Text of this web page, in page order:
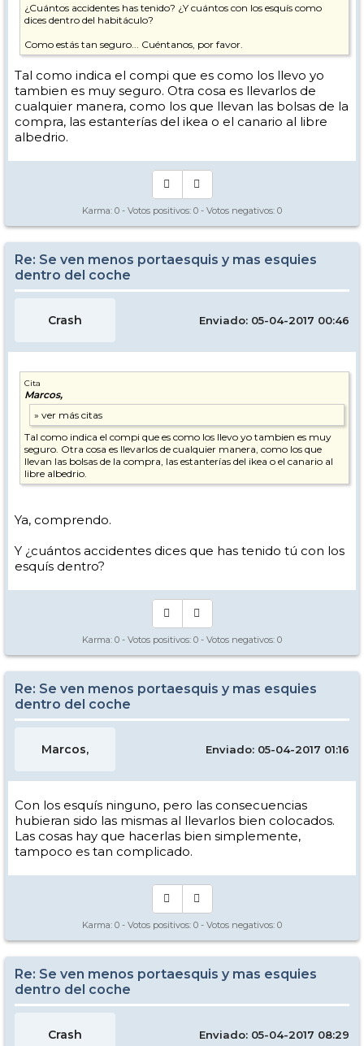
¿Cuántos accidentes has tenido? ¿Y cuántos con los esquís como
dices dentro del habitáculo?
Como estás tan seguro... Cuéntanos, por favor.
Tal como indica el compi que es como los llevo yo
tambien es muy seguro. Otra cosa es llevarlos de
cualquier manera, como los que llevan las bolsas de la
compra, las estanterías del ikea o el canario al libre
albedrio.
Karma: 0 - Votos positivos: 0 - Votos negativos: 0
Re: Se ven menos portaesquis y mas esquies
dentro del coche
Crash Enviado: 05-04-2017 00:46
Cita
Marcos,
Tal como indica el compi que es como los llevo yo tambien es muy
seguro. Otra cosa es llevarlos de cualquier manera, como los que
llevan las bolsas de la compra, las estanterías del ikea o el canario al
libre albedrio.
Ya, comprendo.
Y ¿cuántos accidentes dices que has tenido tú con los
esquís dentro?
Karma: 0 - Votos positivos: 0 - Votos negativos: 0
Re: Se ven menos portaesquis y mas esquies
dentro del coche
Marcos, Enviado: 05-04-2017 01:16
Con los esquís ninguno, pero las consecuencias
hubieran sido las mismas al llevarlos bien colocados.
Las cosas hay que hacerlas bien simplemente,
tampoco es tan complicado.
Karma: 0 - Votos positivos: 0 - Votos negativos: 0
Re: Se ven menos portaesquis y mas esquies
dentro del coche
Crash Enviado: 05-04-2017 08:29